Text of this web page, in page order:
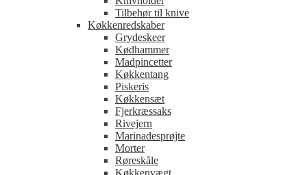
Tilbehør til knive
Køkkenredskaber
Grydeskeer
Kødhammer
Madpincetter
Køkkentang
Piskeris
Køkkensæt
Fjerkræssaks
Rivejern
Marinadesprøjte
Morter
Røreskåle
Køkkenvægt